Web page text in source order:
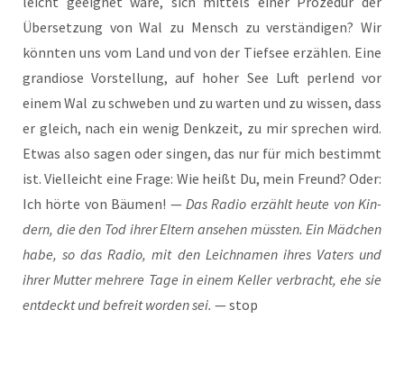
Über­set­zung von Wal zu Mensch zu ver­stän­di­gen? Wir
könn­ten uns vom Land und von der Tief­see erzäh­len. Eine
gran­dio­se Vor­stel­lung, auf hoher See Luft per­lend vor
einem Wal zu schwe­ben und zu war­ten und zu wis­sen, dass
er gleich, nach ein wenig Denk­zeit, zu mir spre­chen wird.
Etwas also sagen oder sin­gen, das nur für mich bestimmt
ist. Viel­leicht eine Fra­ge: Wie heißt Du, mein Freund? Oder:
Ich hör­te von Bäu­men! — Das Radio erzählt heu­te von Kin­
dern, die den Tod ihrer Eltern anse­hen müss­ten. Ein Mäd­chen
habe, so das Radio, mit den Leich­na­men ihres Vaters und
ihrer Mut­ter meh­re­re Tage in einem Kel­ler ver­bracht, ehe sie
ent­deckt und befreit wor­den sei. — stop